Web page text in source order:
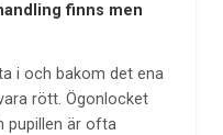
finns men
i och bakom det ena
rött. Ögonlocket
pupillen är ofta